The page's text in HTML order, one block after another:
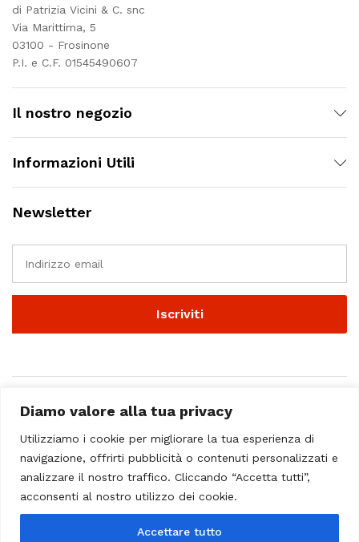
Diamo valore alla tua privacy
Utilizziamo i cookie per migliorare la tua esperienza di
navigazione, offrirti pubblicità o contenuti personalizzati e
analizzare il nostro traffico. Cliccando “Accetta tutti”,
acconsenti al nostro utilizzo dei cookie.
Accettare tutto
di Patrizia Vicini & C. snc
Via Marittima, 5
03100 - Frosinone
P.I. e C.F. 01545490607
Il nostro negozio
Informazioni Utili
Newsletter
© 2023 - Casa Musicale Vicini. All Rights Reserved